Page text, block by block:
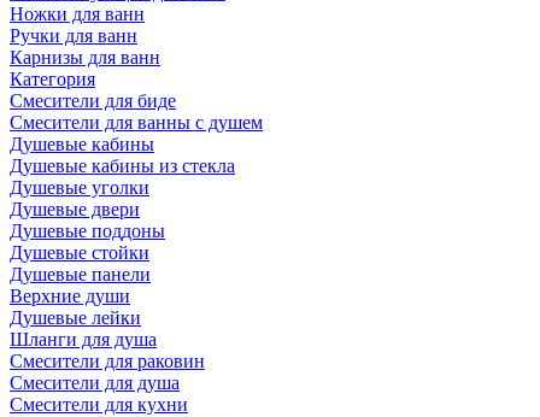
Ножки для ванн
Ручки для ванн
Карнизы для ванн
Категория
Смесители для биде
Смесители для ванны с душем
Душевые кабины
Душевые кабины из стекла
Душевые уголки
Душевые двери
Душевые поддоны
Душевые стойки
Душевые панели
Верхние души
Душевые лейки
Шланги для душа
Смесители для раковин
Смесители для душа
Смесители для кухни